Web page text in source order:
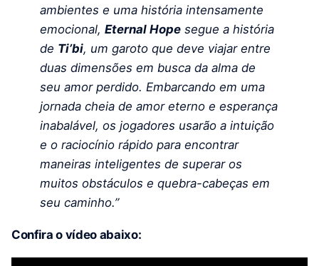
ambientes e uma história intensamente
emocional, Eternal Hope segue a história
de Ti’bi, um garoto que deve viajar entre
duas dimensões em busca da alma de
seu amor perdido. Embarcando em uma
jornada cheia de amor eterno e esperança
inabalável, os jogadores usarão a intuição
e o raciocínio rápido para encontrar
maneiras inteligentes de superar os
muitos obstáculos e quebra-cabeças em
seu caminho.”
Confira o vídeo abaixo: